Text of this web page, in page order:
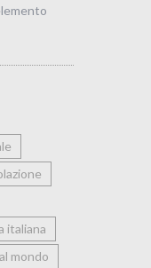
italiana
mondo